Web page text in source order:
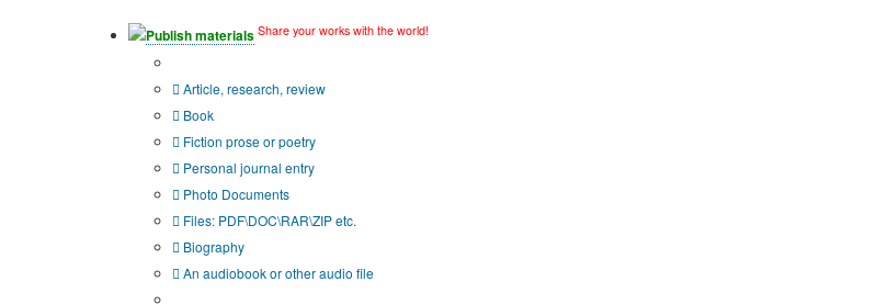
Publish materials Share your works with the world!
Article, research, review
Book
Fiction prose or poetry
Personal journal entry
Photo Documents
Files: PDF\DOC\RAR\ZIP etc.
Biography
An audiobook or other audio file